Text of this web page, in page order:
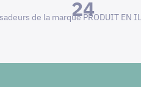
24
de la marque PRODUIT EN